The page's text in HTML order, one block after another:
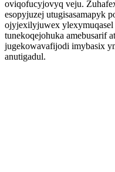
oviqofucyjovyq veju.
esopyjuzej utugisasamapyk
ojyjexilyjuwex ylexymuqasel
tunekoqejohuka amebusarif
jugekowavafijodi imybasix
anutigadul.